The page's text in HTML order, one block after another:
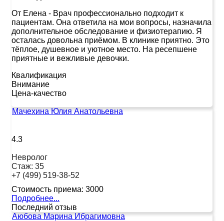
От Елена - Врач профессионально подходит к
пациентам. Она ответила на мои вопросы, назначила
дополнительное обследование и физиотерапию. Я
осталась довольна приёмом. В клинике приятно. Это
тёплое, душевное и уютное место. На ресепшене
приятные и вежливые девочки.
Квалификация
Внимание
Цена-качество
Мачехина Юлия Анатольевна
4.3
Невролог
Стаж: 35
+7 (499) 519-38-52
Стоимость приема: 3000
Подробнее...
Последний отзыв
Аюбова Марина Ибрагимовна